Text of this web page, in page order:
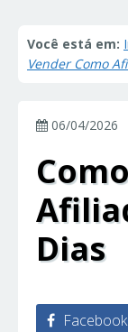
Você está em:
Vender Como
06/04/2026
Dias
Facebook